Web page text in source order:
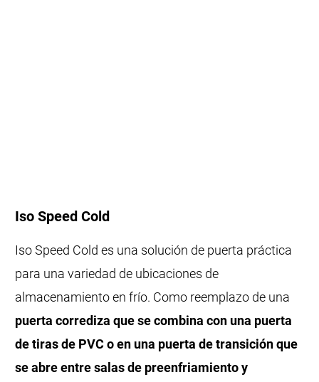
Iso Speed Cold
Iso Speed Cold es una solución de puerta práctica
para una variedad de ubicaciones de
almacenamiento en frío. Como reemplazo de una
puerta corrediza que se combina con una puerta
de tiras de PVC o en una puerta de transición que
se abre entre salas de preenfriamiento y